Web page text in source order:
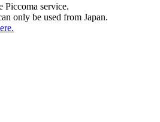
Piccoma service.
only be used from Japan.